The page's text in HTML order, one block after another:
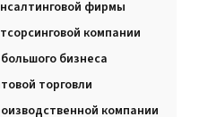
фирмы
компании
бизнеса
торговли
компании